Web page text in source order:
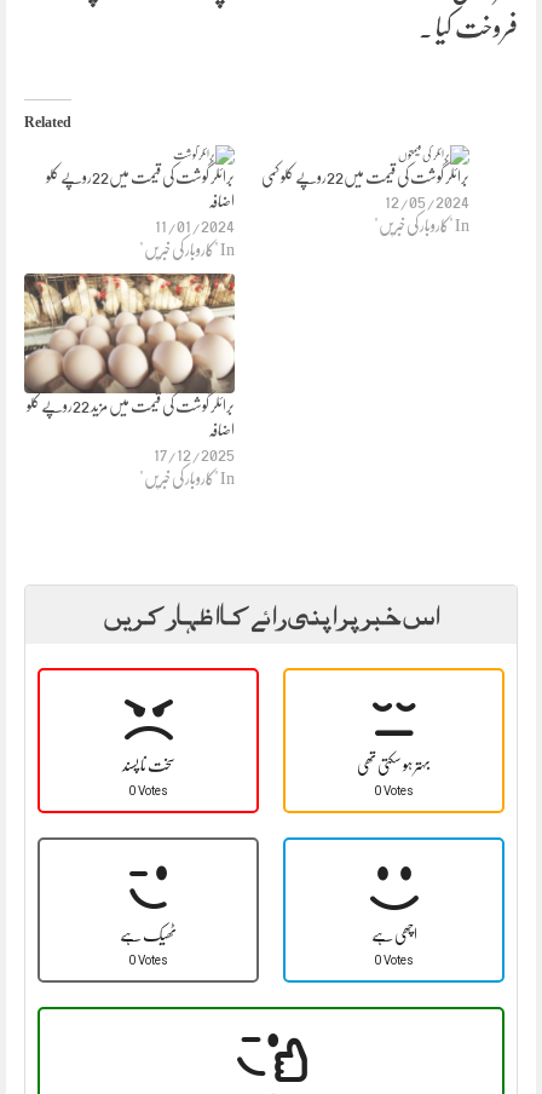
فروخت کیا ۔
Related
برائلر گوشت کی قیمت میں22روپے کلو
اضافہ
11/01/2024
In "کاروبار کی خبریں"
برائلر گوشت کی قیمت میں22روپے کلو کمی
12/05/2024
In "کاروبار کی خبریں"
برائلر گوشت کی قیمت میں مزید 22روپے کلو
اضافہ
17/12/2025
In "کاروبار کی خبریں"
اس خبر پر اپنی رائے کا اظہار کریں
سخت نا پسند
0 Votes
بہتر ہو سکتی تھی
0 Votes
ٹھیک ہے
0 Votes
اچھی ہے
0 Votes